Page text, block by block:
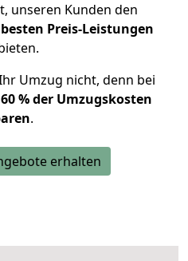
unseren Kunden den
besten Preis-Leistungen
Umzug nicht, denn bei
60 % der Umzugskosten
.
erhalten